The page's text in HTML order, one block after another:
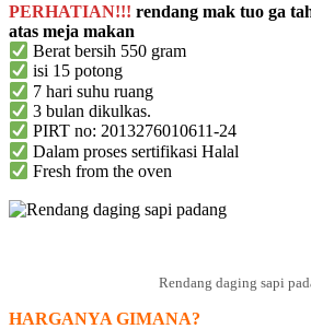
PERHATIAN!!! rendang mak tuo ga
atas meja makan ⁣
Berat bersih 550 gram
isi 15 potong
7 hari suhu ruang
3 bulan dikulkas.
PIRT no: 2013276010611-24
Dalam proses sertifikasi Halal
Fresh from the oven
Rendang daging sapi
HARGANYA GIMANA?